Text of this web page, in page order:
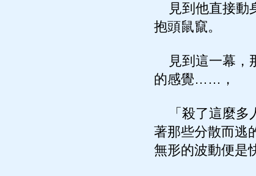
見到他直接動
抱頭鼠竄。
見到這一幕，
的感覺……，
「殺了這麼多
著那些分散而逃
無形的波動便是